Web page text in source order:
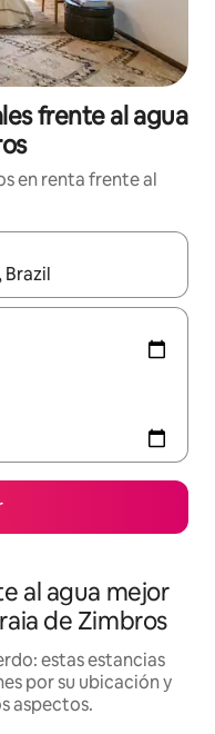
frente al agua
en renta frente al
podrás navegar
al agua mejor
de Zimbros
estas estancias
por su ubicación y
aspectos.